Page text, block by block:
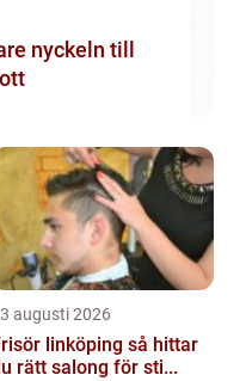
till
augusti 2026
linköping så hittar
rätt salong för sti...